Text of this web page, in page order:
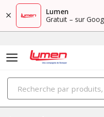
Lumen
Gratuit – sur
éclairage